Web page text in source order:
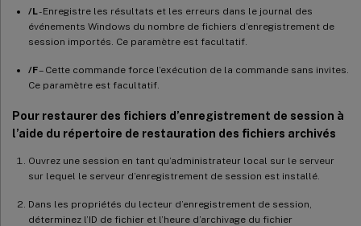
/L- Enregistre les résultats et les erreurs dans le journal des
événements Windows du nombre de fichiers d’enregistrement de
session importés. Ce paramètre est facultatif.
/F– Cette commande force l’exécution de la commande sans invites.
Ce paramètre est facultatif.
Pour restaurer des fichiers d’enregistrement de session à
l’aide du répertoire de restauration des fichiers archivés
Ouvrez une session en tant qu’administrateur local sur le serveur
sur lequel le serveur d’enregistrement de session est installé.
Dans les propriétés du lecteur d’enregistrement de session,
déterminez l’ID de fichier et l’heure d’archivage du fichier